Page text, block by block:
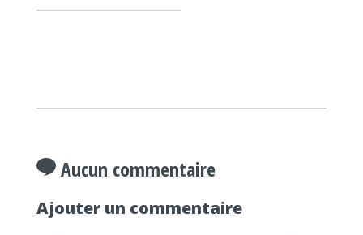
Aucun commentaire
Ajouter un commentaire